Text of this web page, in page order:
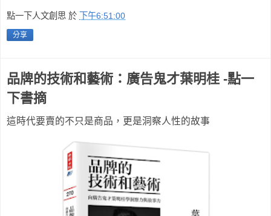
點一下人文創思 於 下午6:51:00
分享
品牌的技術和藝術：廣告鬼才葉明桂 -點一
下書摘
這時代要賣的不只是商品，更是洞察人性的故事